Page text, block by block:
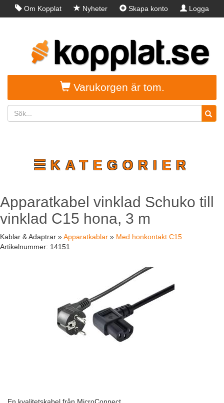
Om Kopplat Nyheter Skapa konto Logga
Varukorgen är tom.
☰KATEGORIER
Apparatkabel vinklad Schuko till
vinklad C15 hona, 3 m
Kablar & Adaptrar »Apparatkablar » Med honkontakt C15
Artikelnummer: 14151